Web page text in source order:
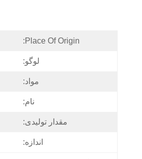
Place Of Origin:
لوگو:
مواد:
نام:
مقدار تولیدی:
اندازه: